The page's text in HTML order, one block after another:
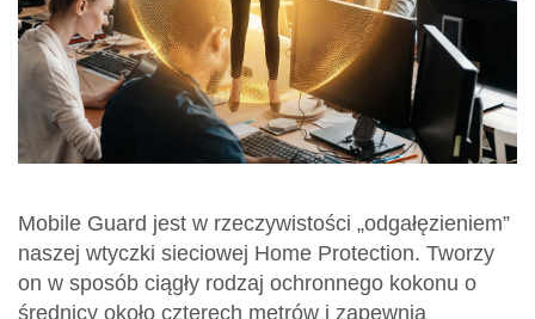
Mobile Guard jest w rzeczywistości „odgałęzieniem”
naszej wtyczki sieciowej Home Protection. Tworzy
on w sposób ciągły rodzaj ochronnego kokonu o
średnicy około czterech metrów i zapewnia